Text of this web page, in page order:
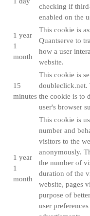
checking if
enabled on the
1 year
1
month
This cookie is
Quantserve to
how a user
website.
15
minutes
This cookie is
doubleclick.net.
the cookie is to
user's browser
1 year
1
month
This cookie is
number and
visitors to the
anonymously.
the number of
duration of the
website, pages
purpose of
user